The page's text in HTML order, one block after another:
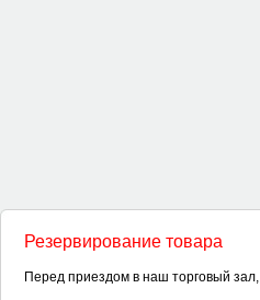
Резервирование товара
Перед приездом в наш торговый зал,